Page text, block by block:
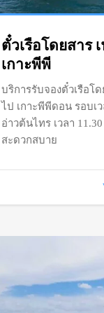
ตั๋วเรือโดยสาร
เกาะพีพี
บริการรับจองตั๋วเรือโ
ไป เกาะพีพีดอน รอบเ
อ่าวต้นไทร เวลา
สะดวกสบาย